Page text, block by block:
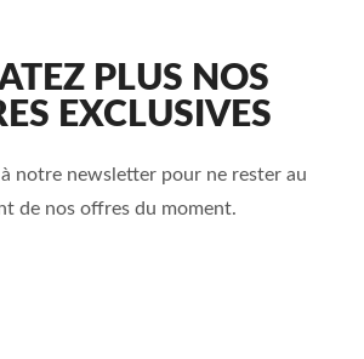
PLUS NOS
EXCLUSIVES
à notre newsletter pour ne rester au
de nos offres du moment.